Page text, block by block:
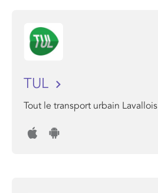
TUL
Tout le transport urbain Lavallois